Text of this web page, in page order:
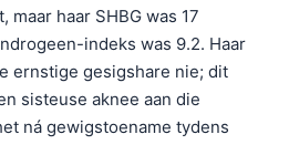
haar SHBG was 17
indeks was 9.2. Haar
ernstige gesigshare nie; dit
sisteuse aknee aan die
ná gewigstoename tydens